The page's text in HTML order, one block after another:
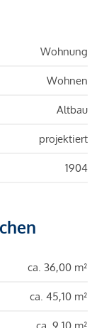
Wohnung
Wohnen
Altbau
projektiert
1904
ca. 36,00 m²
ca. 45,10 m²